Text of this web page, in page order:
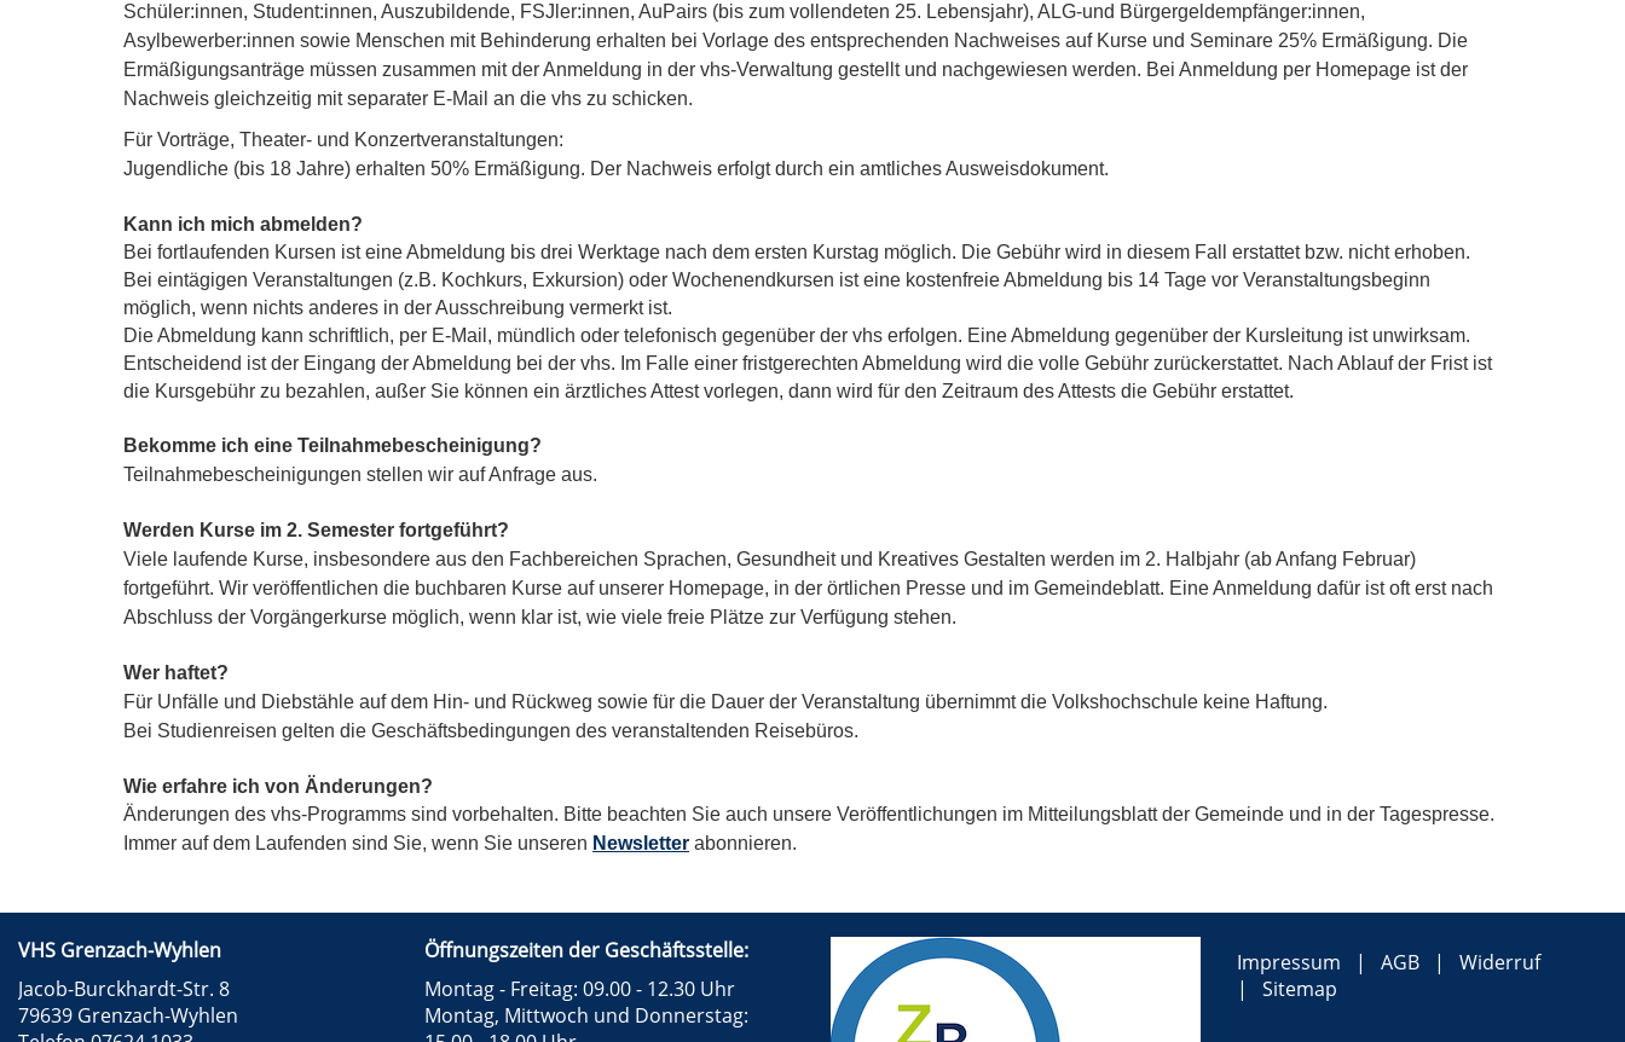
Schüler:innen, Student:innen, Auszubildende, FSJler:innen, AuPairs (bis zum vollendeten 25. Lebensjahr), ALG-und Bürgergeldempfänger:innen,
Asylbewerber:innen sowie Menschen mit Behinderung erhalten bei Vorlage des entsprechenden Nachweises auf Kurse und Seminare 25% Ermäßigung. Die
Ermäßigungsanträge müssen zusammen mit der Anmeldung in der vhs-Verwaltung gestellt und nachgewiesen werden. Bei Anmeldung per Homepage ist der
Nachweis gleichzeitig mit separater E-Mail an die vhs zu schicken.
Für Vorträge, Theater- und Konzertveranstaltungen:
Jugendliche (bis 18 Jahre) erhalten 50% Ermäßigung. Der Nachweis erfolgt durch ein amtliches Ausweisdokument.
Kann ich mich abmelden?
Bei fortlaufenden Kursen ist eine Abmeldung bis drei Werktage nach dem ersten Kurstag möglich. Die Gebühr wird in diesem Fall erstattet bzw. nicht erhoben.
Bei eintägigen Veranstaltungen (z.B. Kochkurs, Exkursion) oder Wochenendkursen ist eine kostenfreie Abmeldung bis 14 Tage vor Veranstaltungsbeginn
möglich, wenn nichts anderes in der Ausschreibung vermerkt ist.
Die Abmeldung kann schriftlich, per E-Mail, mündlich oder telefonisch gegenüber der vhs erfolgen. Eine Abmeldung gegenüber der Kursleitung ist unwirksam.
Entscheidend ist der Eingang der Abmeldung bei der vhs. Im Falle einer fristgerechten Abmeldung wird die volle Gebühr zurückerstattet. Nach Ablauf der Frist ist
die Kursgebühr zu bezahlen, außer Sie können ein ärztliches Attest vorlegen, dann wird für den Zeitraum des Attests die Gebühr erstattet.
Bekomme ich eine Teilnahmebescheinigung?
Teilnahmebescheinigungen stellen wir auf Anfrage aus.
Werden Kurse im 2. Semester fortgeführt?
Viele laufende Kurse, insbesondere aus den Fachbereichen Sprachen, Gesundheit und Kreatives Gestalten werden im 2. Halbjahr (ab Anfang Februar)
fortgeführt. Wir veröffentlichen die buchbaren Kurse auf unserer Homepage, in der örtlichen Presse und im Gemeindeblatt. Eine Anmeldung dafür ist oft erst nach
Abschluss der Vorgängerkurse möglich, wenn klar ist, wie viele freie Plätze zur Verfügung stehen.
Wer haftet?
Für Unfälle und Diebstähle auf dem Hin- und Rückweg sowie für die Dauer der Veranstaltung übernimmt die Volkshochschule keine Haftung.
Bei Studienreisen gelten die Geschäftsbedingungen des veranstaltenden Reisebüros.
Wie erfahre ich von Änderungen?
Änderungen des vhs-Programms sind vorbehalten. Bitte beachten Sie auch unsere Veröffentlichungen im Mitteilungsblatt der Gemeinde und in der Tagespresse.
Immer auf dem Laufenden sind Sie, wenn Sie unseren Newsletter abonnieren.
VHS Grenzach-Wyhlen
Jacob-Burckhardt-Str. 8
79639 Grenzach-Wyhlen
Öffnungszeiten der Geschäftsstelle:
Montag - Freitag: 09.00 - 12.30 Uhr
Montag, Mittwoch und Donnerstag:
Impressum AGB
Widerruf
Sitemap